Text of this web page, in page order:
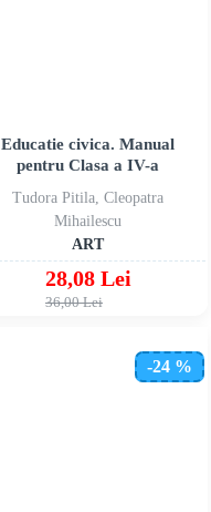
Tudora Pitila, Cleopatra
Mihailescu
ART
Educatie civica. Manual
pentru Clasa a IV-a
28,08 Lei
36,00 Lei
-24 %